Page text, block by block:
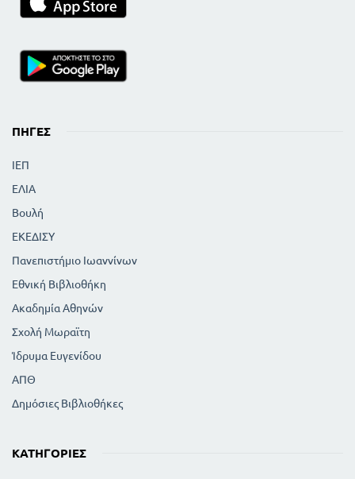
ΠΗΓΈΣ
ΙΕΠ
ΕΛΙΑ
Βουλή
ΕΚΕΔΙΣΥ
Πανεπιστήμιο Ιωαννίνων
Εθνική Βιβλιοθήκη
Ακαδημία Αθηνών
Σχολή Μωραϊτη
Ίδρυμα Ευγενίδου
ΑΠΘ
Δημόσιες Βιβλιοθήκες
ΚΑΤΗΓΟΡΊΕΣ